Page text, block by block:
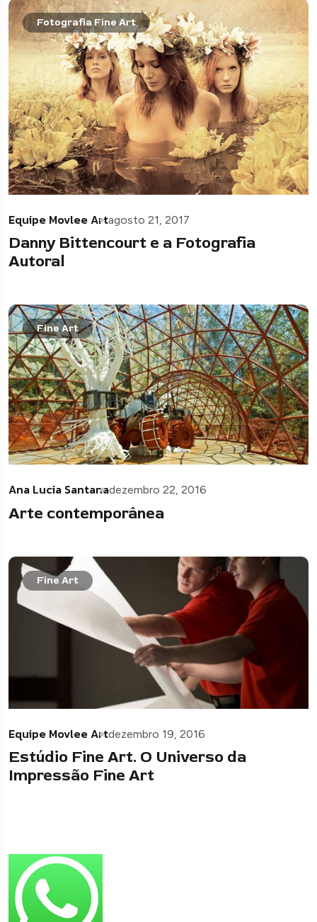
Fotografia Fine Art
Equipe Movlee Artagosto 21, 2017
Danny Bittencourt e a Fotografia
Autoral
Fine Art
Ana Lucia Santanadezembro 22, 2016
Arte contemporânea
Fine Art
Equipe Movlee Artdezembro 19, 2016
Estúdio Fine Art. O Universo da
Impressão Fine Art